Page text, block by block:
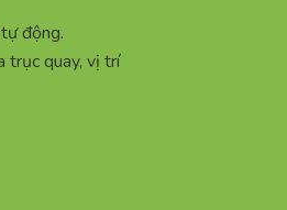
động.
trục quay, vị trí